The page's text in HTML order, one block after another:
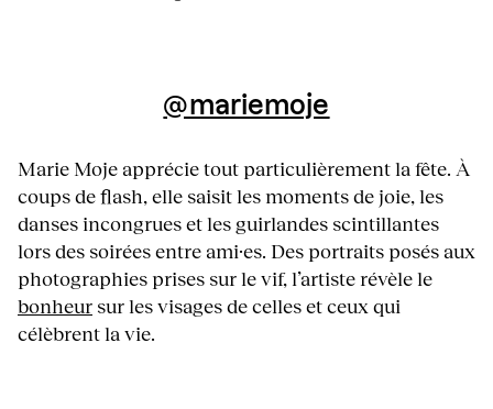
@mariemoje
Marie Moje apprécie tout particulièrement la fête. À
coups de flash, elle saisit les moments de joie, les
danses incongrues et les guirlandes scintillantes
lors des soirées entre ami·es. Des portraits posés aux
photographies prises sur le vif, l’artiste révèle le
bonheur sur les visages de celles et ceux qui
célèbrent la vie.